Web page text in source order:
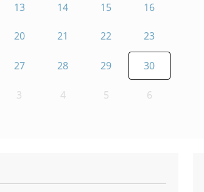
13 14 15 16
20 21 22 23
27 28 29 30
3 4 5 6